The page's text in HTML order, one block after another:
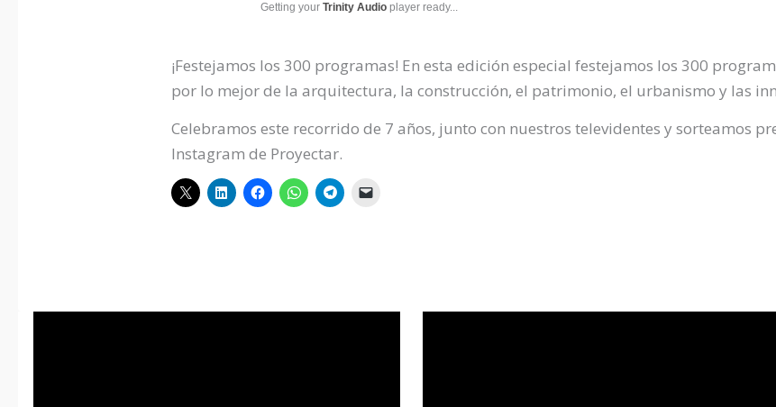
Getting your Trinity Audio player ready...
¡Festejamos los 300 programas! En esta edición especial festejamos los 300
por lo mejor de la arquitectura, la construcción, el patrimonio, el urbanismo y las
Celebramos este recorrido de 7 años, junto con nuestros televidentes y sorteamos
Instagram de Proyectar.